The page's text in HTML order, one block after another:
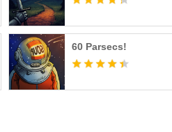
60 Parsecs!